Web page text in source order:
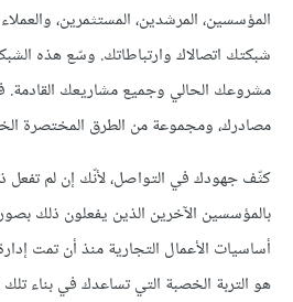
المؤسسين، المرشدين، المستثمرين،
شبكتك اتصالاك وارتباطاتك. وسّع هذه
مشروعك الحالي وجميع مشاريعك القادمة.
مصادرك، ومجموعة من الطرق المختصرة
كثّف جهودك في التواصل، لأنّك إن لم تفعل
بالمؤسسين الآخرين الذين يفعلون ذلك
أساسيات الأعمال التجارية منذ أن تمت
هو التربة الخصبة التي تساعدك في بناء تلك